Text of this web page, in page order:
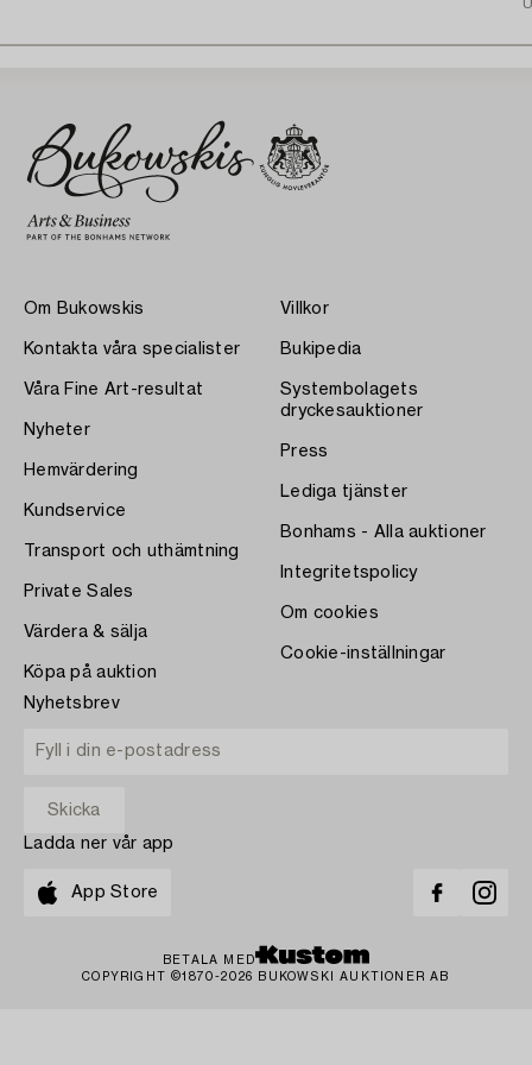
Om Bukowskis
Kontakta våra specialister
Våra Fine Art-resultat
Nyheter
Hemvärdering
Kundservice
Transport och uthämtning
Private Sales
Värdera & sälja
Köpa på auktion
Villkor
Bukipedia
Systembolagets
dryckesauktioner
Press
Lediga tjänster
Bonhams - Alla auktioner
Integritetspolicy
Om cookies
Cookie-inställningar
Nyhetsbrev
Ladda ner vår app
App Store
BETALA MED
COPYRIGHT ©1870-2026 BUKOWSKI AUKTIONER AB